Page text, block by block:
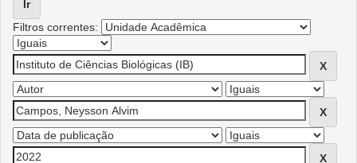
Filtros correntes: